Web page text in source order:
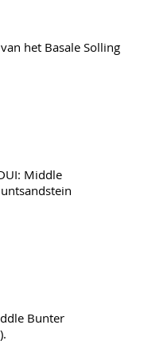
het Basale Solling
Middle
Bunter